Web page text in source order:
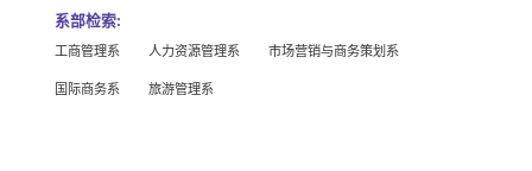
系部检索:
工商管理系 人力资源管理系 市场营销与商务策划系
国际商务系 旅游管理系